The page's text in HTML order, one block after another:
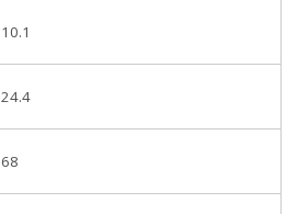
10.1
24.4
68